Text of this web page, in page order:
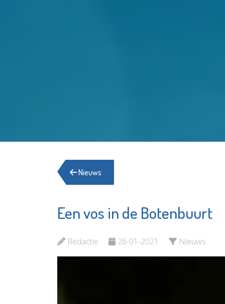
Nieuws
Een vos in de Botenbuurt
Redactie 26-01-2021 Nieuws
Bekijk de pagina
Schiedam
Bekijk de